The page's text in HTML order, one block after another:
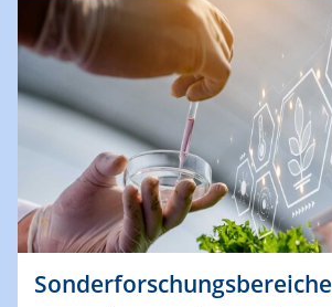
Sonderforschungsbereiche